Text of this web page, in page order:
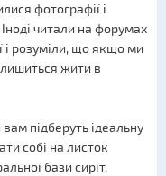
фотографії і
читали на форумах
і розуміли, що якщо ми
жити в
підберуть ідеальну
собі на листок
бази сиріт,